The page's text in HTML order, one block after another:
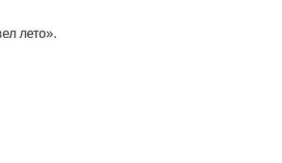
лето».